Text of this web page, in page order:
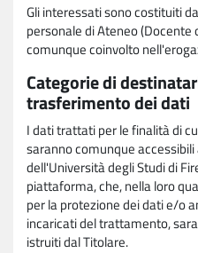
Gli interessati sono costituiti
personale di Ateneo (Docente
comunque coinvolto
Categorie di
trasferimento dei dati
I dati trattati per le finalità di
saranno comunque
dell'Università degli Studi di
piattaforma, che, nella loro
per la protezione dei dati e/o
incaricati del trattamento,
istruiti dal Titolare.